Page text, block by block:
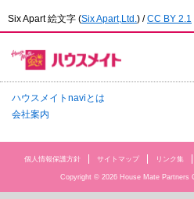
Six Apart 絵文字 (Six Apart,Ltd. ) /CC BY 2.1
ハウスメイトnaviとは
会社案内
個人情報保護方針 サイトマップ リンク集
Copyright © 2026 House Mate Partners